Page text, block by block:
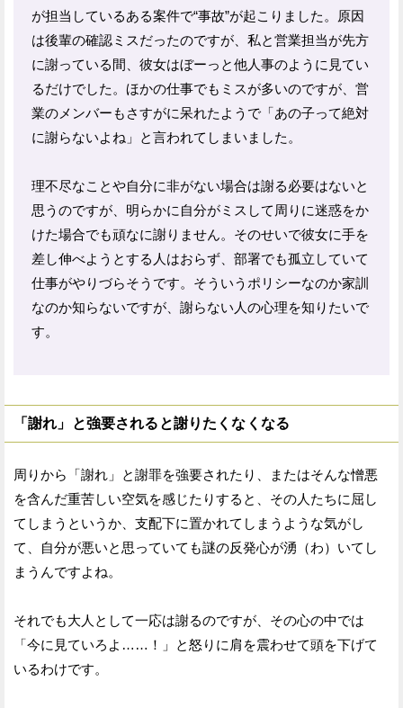
る る
が担当しているある案件で“事故”が起こりました。原因
は後輩の確認ミスだったのですが、私と営業担当が先方
に謝っている間、彼女はぼーっと他人事のように見てい
るだけでした。ほかの仕事でもミスが多いのですが、営
業のメンバーもさすがに呆れたようで「あの子って絶対
に謝らないよね」と言われてしまいました。
理不尽なことや自分に非がない場合は謝る必要はないと
思うのですが、明らかに自分がミスして周りに迷惑をか
けた場合でも頑なに謝りません。そのせいで彼女に手を
差し伸べようとする人はおらず、部署でも孤立していて
仕事がやりづらそうです。そういうポリシーなのか家訓
なのか知らないですが、謝らない人の心理を知りたいで
す。
「謝れ」と強要されると謝りたくなくなる
周りから「謝れ」と謝罪を強要されたり、またはそんな憎悪
を含んだ重苦しい空気を感じたりすると、その人たちに屈し
てしまうというか、支配下に置かれてしまうような気がし
て、自分が悪いと思っていても謎の反発心が湧（わ）いてし
まうんですよね。
それでも大人として一応は謝るのですが、その心の中では
「今に見ていろよ……！」と怒りに肩を震わせて頭を下げて
いるわけです。